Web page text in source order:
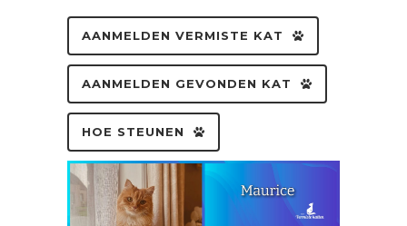
AANMELDEN VERMISTE KAT
AANMELDEN GEVONDEN KAT
HOE STEUNEN